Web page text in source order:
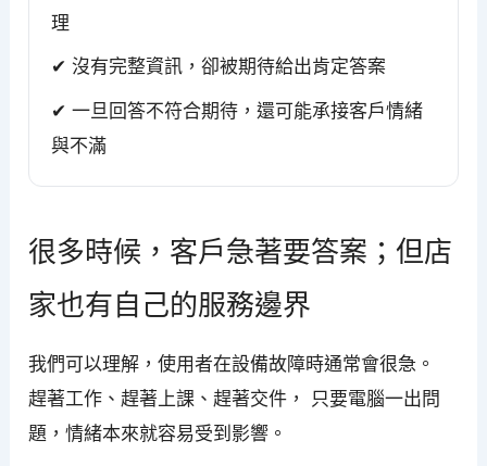
理
✔ 沒有完整資訊，卻被期待給出肯定答案
✔ 一旦回答不符合期待，還可能承接客戶情緒
與不滿
很多時候，客戶急著要答案；但店
家也有自己的服務邊界
我們可以理解，使用者在設備故障時通常會很急。
趕著工作、趕著上課、趕著交件， 只要電腦一出問
題，情緒本來就容易受到影響。